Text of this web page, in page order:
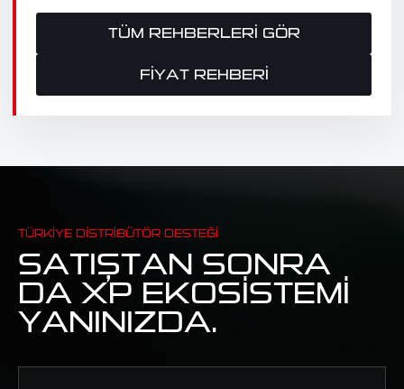
TÜM REHBERLERI GÖR
FIYAT REHBERI
TÜRKIYE DISTRIBÜTÖR DESTEĞI
SATIŞTAN SONRA
DA XP EKOSISTEMI
YANINIZDA.